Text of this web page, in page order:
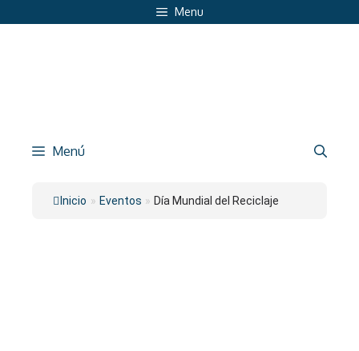
al
Menu
Menú
Inicio » Eventos » Día Mundial del Reciclaje